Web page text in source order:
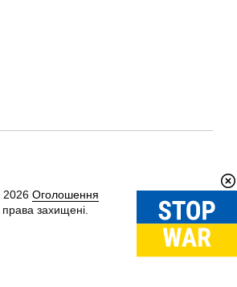
2026 Оголошення
права захищені.
Вгору↑